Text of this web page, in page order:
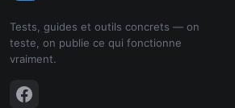
Tests, guides et outils concrets — on
teste, on publie ce qui fonctionne
vraiment.